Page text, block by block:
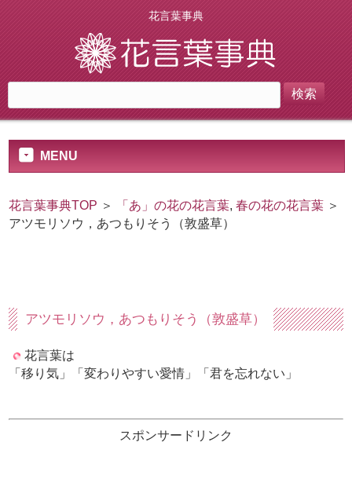
花言葉事典
MENU
花言葉事典TOP ＞ 「あ」の花の花言葉,春の花の花言葉 ＞
アツモリソウ，あつもりそう（敦盛草）
アツモリソウ，あつもりそう（敦盛草）
花言葉は
「移り気」「変わりやすい愛情」「君を忘れない」
スポンサードリンク